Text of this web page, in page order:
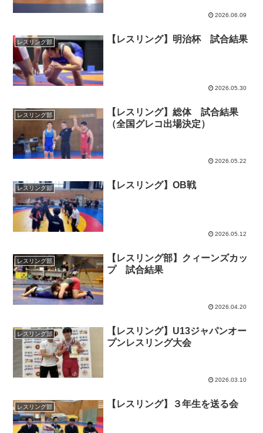
2026.06.09
レスリング部 【レスリング】明治杯 試合結果
2026.05.30
レスリング部
【レスリング】総体 試合結果
（全国グレコ出場決定）
2026.05.22
レスリング部 【レスリング】OB戦
2026.05.12
レスリング部
【レスリング部】クィーンズカッ
プ 試合結果
2026.04.20
レスリング部
【レスリング】U13ジャパンオー
プンレスリング大会
2026.03.10
レスリング部 【レスリング】３年生を送る会